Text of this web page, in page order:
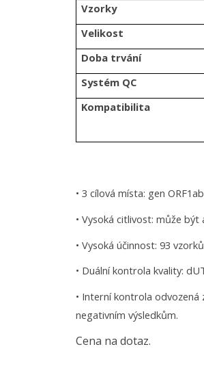
Vzorky
Velikost
Doba trvání
Systém QC
Kompatibilita
• 3 cílová místa: gen
• Vysoká citlivost: může být
• Vysoká účinnost: 93
• Duální kontrola kvality:
• Interní kontrola
negativním výsledkům.
Cena na dotaz.